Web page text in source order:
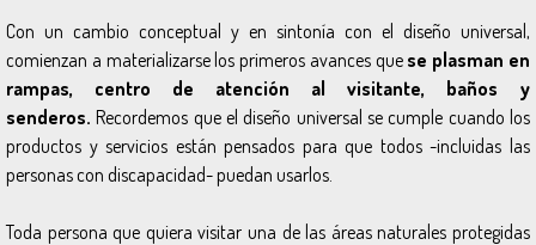
Con un cambio conceptual y en sintonía con el diseño universal,
comienzan a materializarse los primeros avances quese plasman en
rampas, centro de atención al visitante, baños y
senderos.Recordemos que el diseño universal se cumple cuando los
productos y servicios están pensados para que todos -incluidas las
personas con discapacidad- puedan usarlos.
Toda persona que quiera visitar una de las áreas naturales protegidas